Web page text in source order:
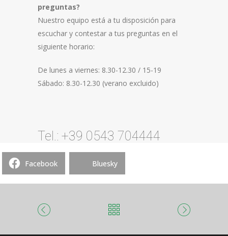
preguntas?
Nuestro equipo está a tu disposición para
escuchar y contestar a tus preguntas en el
siguiente horario:
De lunes a viernes: 8.30-12.30 / 15-19
Sábado: 8.30-12.30 (verano excluido)
Tel.: +39 0543 704444
Facebook Bluesky